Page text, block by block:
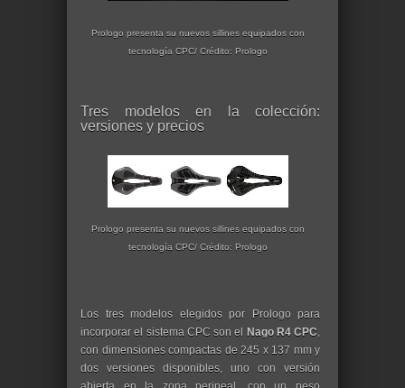
Prologo presenta su nuevos sillines equipados con
tecnología CPC/ Crédito: Prologo
Tres modelos en la colección:
versiones y precios
Prologo presenta su nuevos sillines equipados con
tecnología CPC/ Crédito: Prologo
Los tres modelos elegidos por Prologo para
incorporar el sistema CPC son el
Nago R4 CPC,
con dimensiones compactas de 245 x 137 mm y
dos versiones disponibles, uno con versión